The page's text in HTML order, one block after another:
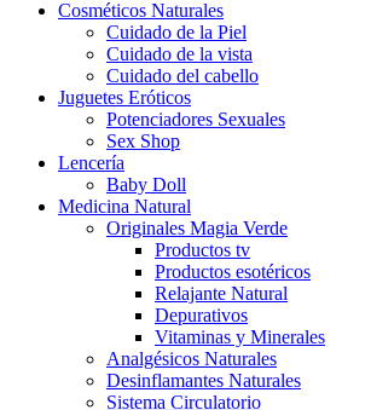
Cosméticos Naturales
Cuidado de la Piel
Cuidado de la vista
Cuidado del cabello
Juguetes Eróticos
Potenciadores Sexuales
Sex Shop
Lencería
Baby Doll
Medicina Natural
Originales Magia Verde
Productos tv
Productos esotéricos
Relajante Natural
Depurativos
Vitaminas y Minerales
Analgésicos Naturales
Desinflamantes Naturales
Sistema Circulatorio